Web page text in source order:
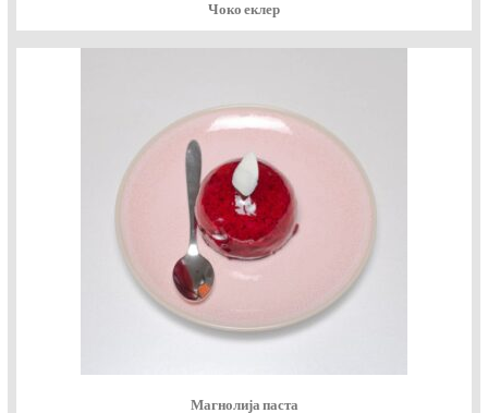
Чоко еклер
Магнолија паста